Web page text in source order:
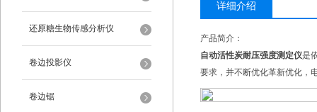
还原糖生物传感分析仪
卷边投影仪
卷边锯
详细介绍
产品简介：
自动活性炭耐压强度测定仪是
要求，并不断优化革新优化，